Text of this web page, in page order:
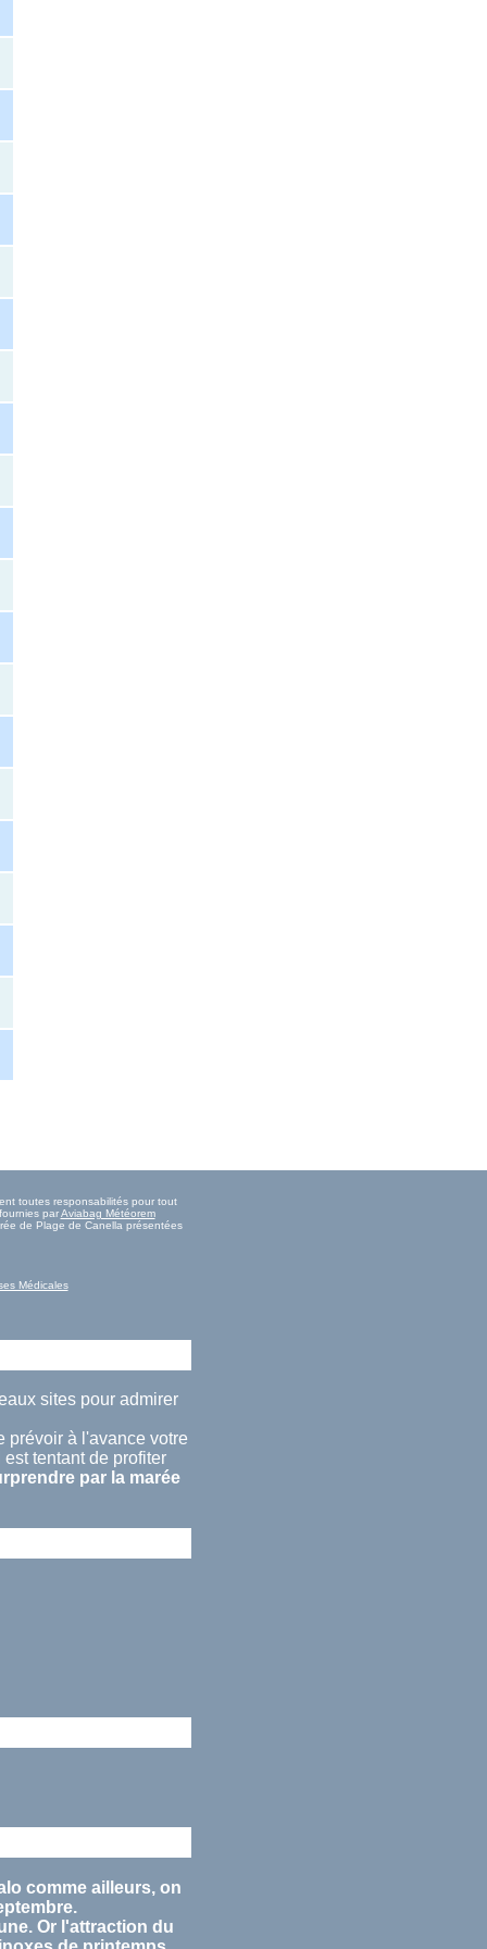
toutes responsabilités pour tout
parAviabag Météorem
de Plage de Canella présentées
Médicales
sites pour admirer
prévoir à l'avance votre
tentant de profiter
par la marée
comme ailleurs, on
.
Or l'attraction du